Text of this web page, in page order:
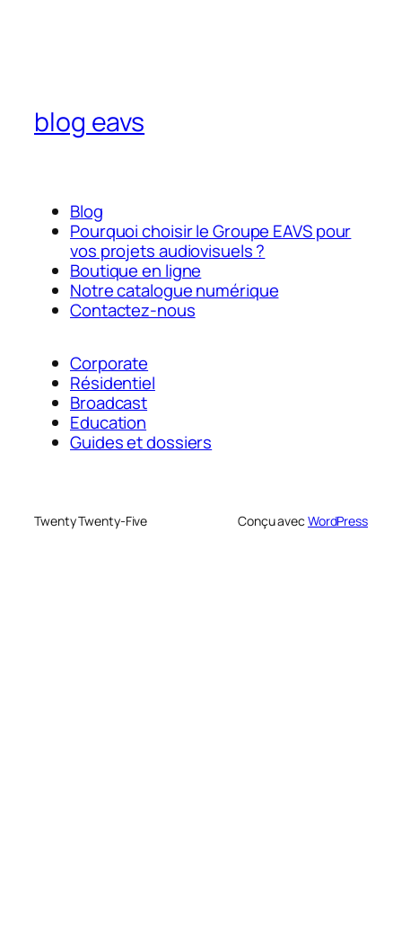
blog eavs
Blog
Pourquoi choisir le Groupe EAVS pour
vos projets audiovisuels ?
Boutique en ligne
Notre catalogue numérique
Contactez-nous
Corporate
Résidentiel
Broadcast
Education
Guides et dossiers
Twenty Twenty-Five Conçu avec WordPress